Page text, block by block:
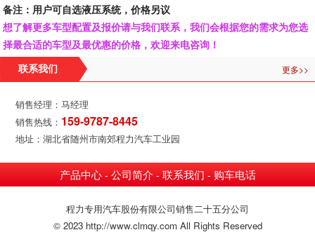
备注：用户可自选液压系统，价格另议
想了解更多车型配置及报价请与我们联系，我们会根据您的需求为您选
择最合适的车型及最优惠的价格，欢迎来电咨询！
联系我们 更多>>
销售经理：马经理
销售热线： 159-9787-8445
地址：湖北省随州市南郊程力汽车工业园
产品中心- 公司简介 - 联系我们 - 购车电话
程力专用汽车股份有限公司销售二十五分公司
© 2023 http://www.clmqy.com All Rights Reserved